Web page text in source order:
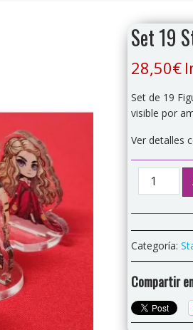
Set 19
28,50€
Set de 19
visible por
Ver detalles
Set
"Fuego
Hielo"
cantidad
Categoría:
Compartir